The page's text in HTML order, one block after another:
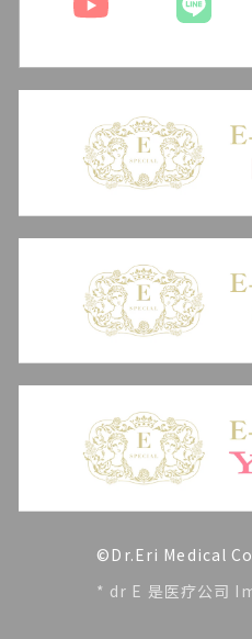
©Dr.Eri Medical
* dr E 是医疗公司